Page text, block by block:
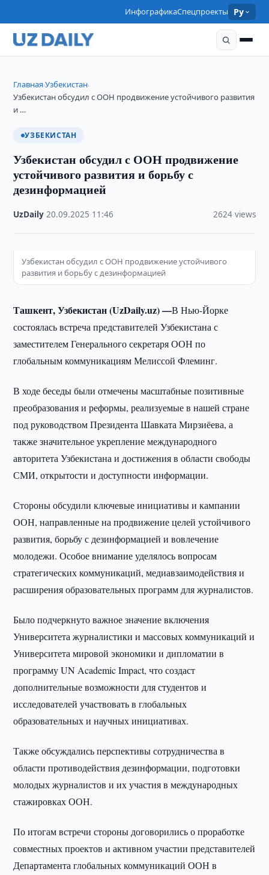
ИнфографикаСпецпроекты Ру
Главная›Узбекистан›
Узбекистан обсудил с ООН продвижение устойчивого развития
и …
УЗБЕКИСТАН
Узбекистан обсудил с ООН продвижение
устойчивого развития и борьбу с
дезинформацией
UzDaily ·20.09.2025 11:46 2624 views
Узбекистан обсудил с ООН продвижение устойчивого
развития и борьбу с дезинформацией
Ташкент, Узбекистан (UzDaily.uz) —В Нью-Йорке
состоялась встреча представителей Узбекистана с
заместителем Генерального секретаря ООН по
глобальным коммуникациям Мелиссой Флеминг.
В ходе беседы были отмечены масштабные позитивные
преобразования и реформы, реализуемые в нашей стране
под руководством Президента Шавката Мирзиёева, а
также значительное укрепление международного
авторитета Узбекистана и достижения в области свободы
СМИ, открытости и доступности информации.
Стороны обсудили ключевые инициативы и кампании
ООН, направленные на продвижение целей устойчивого
развития, борьбу с дезинформацией и вовлечение
молодежи. Особое внимание уделялось вопросам
стратегических коммуникаций, медиавзаимодействия и
расширения образовательных программ для журналистов.
Было подчеркнуто важное значение включения
Университета журналистики и массовых коммуникаций и
Университета мировой экономики и дипломатии в
программу UN Academic Impact, что создаст
дополнительные возможности для студентов и
исследователей участвовать в глобальных
образовательных и научных инициативах.
Также обсуждались перспективы сотрудничества в
области противодействия дезинформации, подготовки
молодых журналистов и их участия в международных
стажировках ООН.
По итогам встречи стороны договорились о проработке
совместных проектов и активном участии представителей
Департамента глобальных коммуникаций ООН в